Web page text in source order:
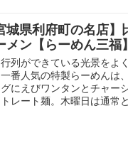
城県利府町の名店
メン【らーめん三福】
列ができている光景をよ
番人気の特製らーめんは
にえびワンタンとチャー
レート麺。木曜日は通常